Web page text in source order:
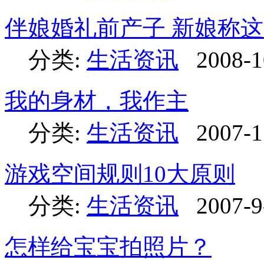
伴娘婚礼前产子 新娘称
分类: 生活资讯
2008-
我的身材，我作主
分类: 生活资讯
2007-
游戏空间规则10大原则
分类: 生活资讯
2007-
怎样给宝宝拍照片？